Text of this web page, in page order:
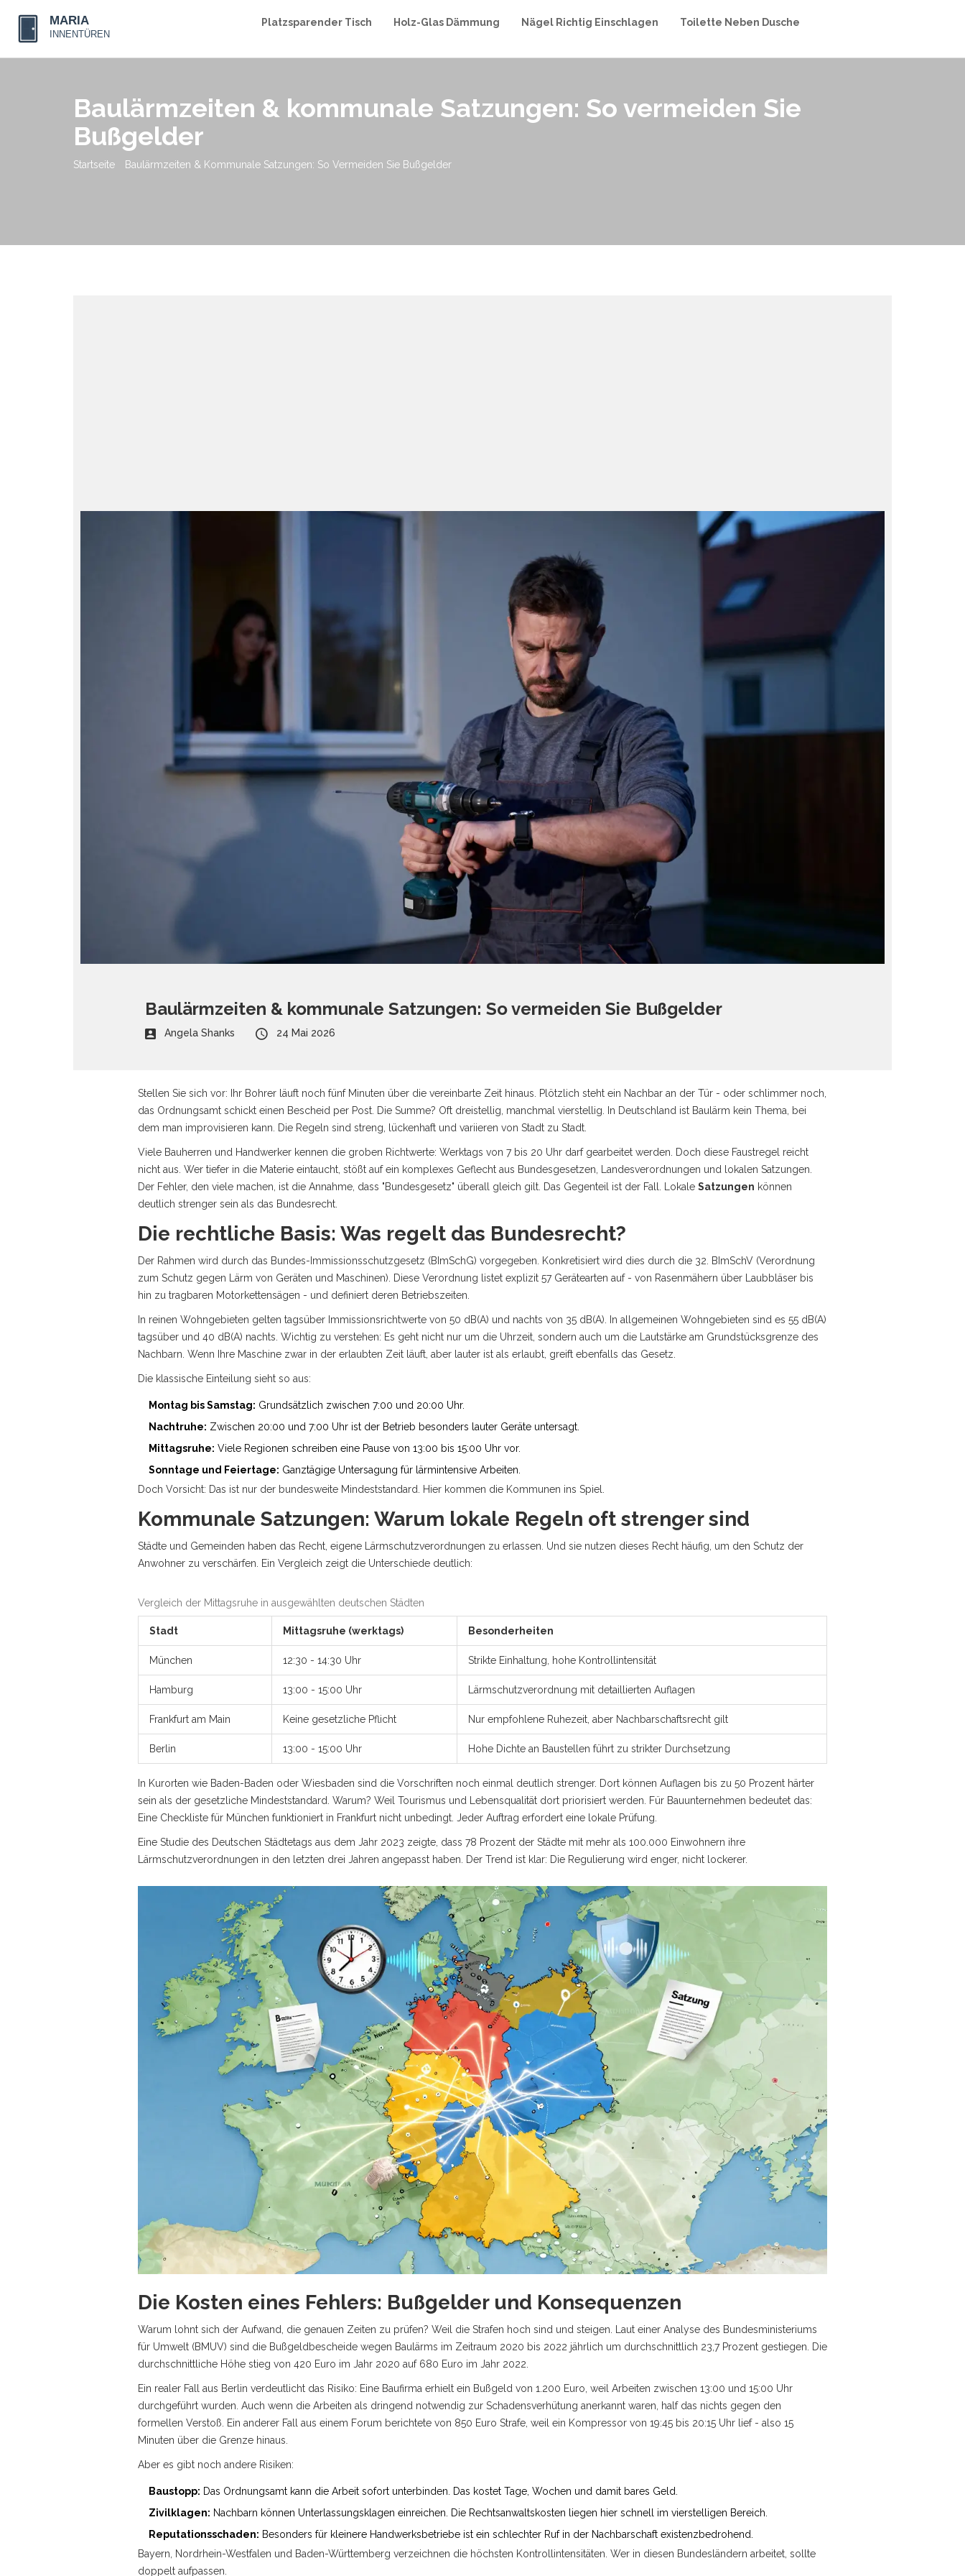
Platzsparender Tisch Holz-Glas Dämmung Nägel Richtig Einschlagen Toilette Neben Dusche
Baulärmzeiten & kommunale Satzungen: So vermeiden Sie
Bußgelder
Startseite Baulärmzeiten & Kommunale Satzungen: So Vermeiden Sie Bußgelder
Baulärmzeiten & kommunale Satzungen: So vermeiden Sie Bußgelder
Angela Shanks 24 Mai 2026
Stellen Sie sich vor: Ihr Bohrer läuft noch fünf Minuten über die vereinbarte Zeit hinaus. Plötzlich steht ein Nachbar an der Tür - oder schlimmer noch,
das Ordnungsamt schickt einen Bescheid per Post. Die Summe? Oft dreistellig, manchmal vierstellig. In Deutschland ist Baulärm kein Thema, bei
dem man improvisieren kann. Die Regeln sind streng, lückenhaft und variieren von Stadt zu Stadt.
Viele Bauherren und Handwerker kennen die groben Richtwerte: Werktags von 7 bis 20 Uhr darf gearbeitet werden. Doch diese Faustregel reicht
nicht aus. Wer tiefer in die Materie eintaucht, stößt auf ein komplexes Geflecht aus Bundesgesetzen, Landesverordnungen und lokalen Satzungen.
Der Fehler, den viele machen, ist die Annahme, dass "Bundesgesetz" überall gleich gilt. Das Gegenteil ist der Fall. Lokale Satzungen können
deutlich strenger sein als das Bundesrecht.
Die rechtliche Basis: Was regelt das Bundesrecht?
Der Rahmen wird durch das Bundes-Immissionsschutzgesetz (BImSchG) vorgegeben. Konkretisiert wird dies durch die 32. BImSchV (Verordnung
zum Schutz gegen Lärm von Geräten und Maschinen). Diese Verordnung listet explizit 57 Gerätearten auf - von Rasenmähern über Laubbläser bis
hin zu tragbaren Motorkettensägen - und definiert deren Betriebszeiten.
In reinen Wohngebieten gelten tagsüber Immissionsrichtwerte von 50 dB(A) und nachts von 35 dB(A). In allgemeinen Wohngebieten sind es 55 dB(A)
tagsüber und 40 dB(A) nachts. Wichtig zu verstehen: Es geht nicht nur um die Uhrzeit, sondern auch um die Lautstärke am Grundstücksgrenze des
Nachbarn. Wenn Ihre Maschine zwar in der erlaubten Zeit läuft, aber lauter ist als erlaubt, greift ebenfalls das Gesetz.
Die klassische Einteilung sieht so aus:
Montag bis Samstag: Grundsätzlich zwischen 7:00 und 20:00 Uhr.
Nachtruhe: Zwischen 20:00 und 7:00 Uhr ist der Betrieb besonders lauter Geräte untersagt.
Mittagsruhe: Viele Regionen schreiben eine Pause von 13:00 bis 15:00 Uhr vor.
Sonntage und Feiertage: Ganztägige Untersagung für lärmintensive Arbeiten.
Doch Vorsicht: Das ist nur der bundesweite Mindeststandard. Hier kommen die Kommunen ins Spiel.
Kommunale Satzungen: Warum lokale Regeln oft strenger sind
Städte und Gemeinden haben das Recht, eigene Lärmschutzverordnungen zu erlassen. Und sie nutzen dieses Recht häufig, um den Schutz der
Anwohner zu verschärfen. Ein Vergleich zeigt die Unterschiede deutlich:
Vergleich der Mittagsruhe in ausgewählten deutschen Städten
Stadt Mittagsruhe (werktags) Besonderheiten
München 12:30 - 14:30 Uhr Strikte Einhaltung, hohe Kontrollintensität
Hamburg 13:00 - 15:00 Uhr Lärmschutzverordnung mit detaillierten Auflagen
Frankfurt am Main Keine gesetzliche Pflicht Nur empfohlene Ruhezeit, aber Nachbarschaftsrecht gilt
Berlin 13:00 - 15:00 Uhr Hohe Dichte an Baustellen führt zu strikter Durchsetzung
In Kurorten wie Baden-Baden oder Wiesbaden sind die Vorschriften noch einmal deutlich strenger. Dort können Auflagen bis zu 50 Prozent härter
sein als der gesetzliche Mindeststandard. Warum? Weil Tourismus und Lebensqualität dort priorisiert werden. Für Bauunternehmen bedeutet das:
Eine Checkliste für München funktioniert in Frankfurt nicht unbedingt. Jeder Auftrag erfordert eine lokale Prüfung.
Eine Studie des Deutschen Städtetags aus dem Jahr 2023 zeigte, dass 78 Prozent der Städte mit mehr als 100.000 Einwohnern ihre
Lärmschutzverordnungen in den letzten drei Jahren angepasst haben. Der Trend ist klar: Die Regulierung wird enger, nicht lockerer.
Die Kosten eines Fehlers: Bußgelder und Konsequenzen
Warum lohnt sich der Aufwand, die genauen Zeiten zu prüfen? Weil die Strafen hoch sind und steigen. Laut einer Analyse des Bundesministeriums
für Umwelt (BMUV) sind die Bußgeldbescheide wegen Baulärms im Zeitraum 2020 bis 2022 jährlich um durchschnittlich 23,7 Prozent gestiegen. Die
durchschnittliche Höhe stieg von 420 Euro im Jahr 2020 auf 680 Euro im Jahr 2022.
Ein realer Fall aus Berlin verdeutlicht das Risiko: Eine Baufirma erhielt ein Bußgeld von 1.200 Euro, weil Arbeiten zwischen 13:00 und 15:00 Uhr
durchgeführt wurden. Auch wenn die Arbeiten als dringend notwendig zur Schadensverhütung anerkannt waren, half das nichts gegen den
formellen Verstoß. Ein anderer Fall aus einem Forum berichtete von 850 Euro Strafe, weil ein Kompressor von 19:45 bis 20:15 Uhr lief - also 15
Minuten über die Grenze hinaus.
Aber es gibt noch andere Risiken:
Baustopp: Das Ordnungsamt kann die Arbeit sofort unterbinden. Das kostet Tage, Wochen und damit bares Geld.
Zivilklagen: Nachbarn können Unterlassungsklagen einreichen. Die Rechtsanwaltskosten liegen hier schnell im vierstelligen Bereich.
Reputationsschaden: Besonders für kleinere Handwerksbetriebe ist ein schlechter Ruf in der Nachbarschaft existenzbedrohend.
Bayern, Nordrhein-Westfalen und Baden-Württemberg verzeichnen die höchsten Kontrollintensitäten. Wer in diesen Bundesländern arbeitet, sollte
doppelt aufpassen.